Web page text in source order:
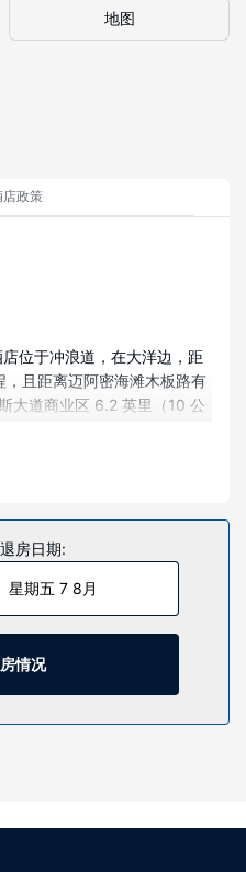
地图
店政策
位于冲浪道，在大洋边，距
且距离迈阿密海滩木板路有
大道商业区 6.2 英里（10 公
频道的 50 英寸智能电视可
无线网络，方便您与朋友保
桌，以及带有免费市内通话
身中心和自行车租赁等丰富度
退房日期:
星期五 7 8月
情况